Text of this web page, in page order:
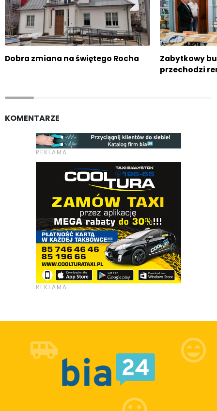
Dobra zmiana na świętego Rocha
Zabytkowy
przechodzi
KOMENTARZE